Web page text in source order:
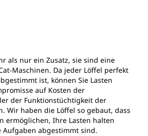
als nur ein Zusatz, sie sind eine
Maschinen. Da jeder Löffel perfekt
ist, können Sie Lasten
auf Kosten der
der Funktionstüchtigkeit der
Wir haben die Löffel so gebaut, dass
ermöglichen, Ihre Lasten halten
abgestimmt sind.